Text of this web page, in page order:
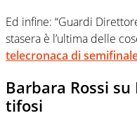
Ed infine: “Guardi
stasera è l’ultima delle
telecronaca di
Barbara Rossi
tifosi